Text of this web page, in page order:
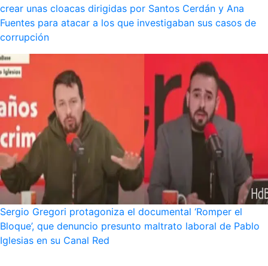
crear unas cloacas dirigidas por Santos Cerdán y Ana
Fuentes para atacar a los que investigaban sus casos de
corrupción
Sergio Gregori protagoniza el documental ‘Romper el
Bloque’, que denuncio presunto maltrato laboral de Pablo
Iglesias en su Canal Red